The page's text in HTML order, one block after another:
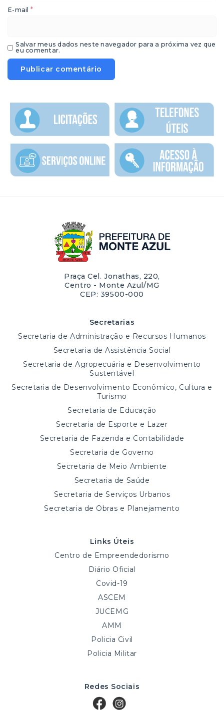
E-mail *
Salvar meus dados neste navegador para a próxima vez que
eu comentar.
Praça Cel. Jonathas, 220,
Centro - Monte Azul/MG
CEP: 39500-000
Secretarias
Secretaria de Administração e Recursos Humanos
Secretaria de Assistência Social
Secretaria de Agropecuária e Desenvolvimento
Sustentável
Secretaria de Desenvolvimento Econômico, Cultura e
Turismo
Secretaria de Educação
Secretaria de Esporte e Lazer
Secretaria de Fazenda e Contabilidade
Secretaria de Governo
Secretaria de Meio Ambiente
Secretaria de Saúde
Secretaria de Serviços Urbanos
Secretaria de Obras e Planejamento
Links Úteis
Centro de Empreendedorismo
Diário Oficial
Covid-19
ASCEM
JUCEMG
AMM
Policia Civil
Policia Militar
Redes Sociais